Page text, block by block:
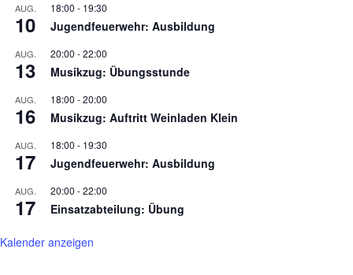
AUG.
10
18:00 - 19:30
Jugendfeuerwehr: Ausbildung
AUG.
13
20:00 -22:00
Musikzug: Übungsstunde
AUG.
16
18:00 -20:00
Musikzug: Auftritt Weinladen Klein
AUG.
17
18:00 - 19:30
Jugendfeuerwehr: Ausbildung
AUG.
17
20:00 -22:00
Einsatzabteilung: Übung
Kalender anzeigen